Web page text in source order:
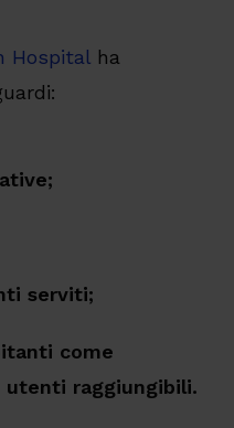
Hospitalha
serviti;
come
utenti raggiungibili.